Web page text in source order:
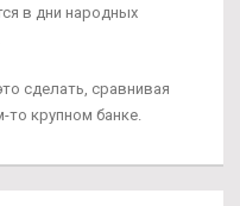
в дни народных
сделать, сравнивая
то крупном банке.